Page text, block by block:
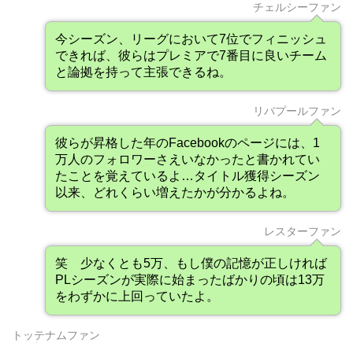
チェルシーファン
今シーズン、リーグにおいて7位でフィニッシュ
できれば、彼らはプレミアで7番目に良いチーム
と論拠を持って主張できるね。
リバプールファン
彼らが昇格した年のFacebookのページには、1
万人のフォロワーさえいなかったと書かれてい
たことを覚えているよ…タイトル獲得シーズン
以来、どれくらい増えたかが分かるよね。
レスターファン
笑 少なくとも5万、もし僕の記憶が正しければ
PLシーズンが実際に始まったばかりの頃は13万
をわずかに上回っていたよ。
トッテナムファン